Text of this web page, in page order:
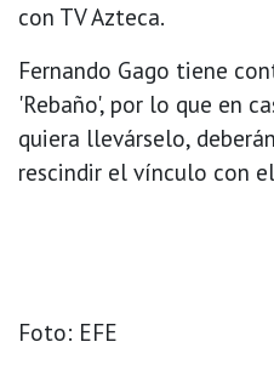
con TV Azteca.
Fernando Gago tiene
'Rebaño', por lo que en
quiera llevárselo,
rescindir el vínculo con
Foto: EFE